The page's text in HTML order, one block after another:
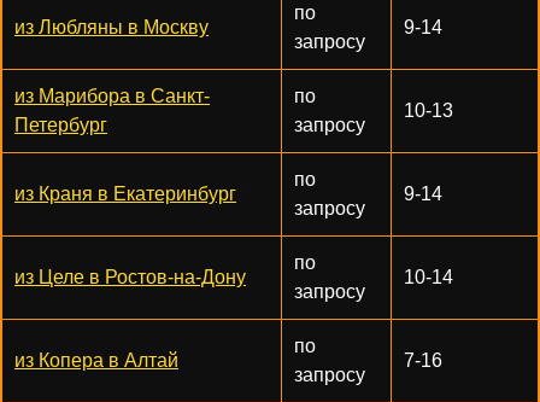
из Любляны в Москву
по
запросу
9-14
из Марибора в Санкт-
Петербург
по
запросу
10-13
из Краня в Екатеринбург
по
запросу
9-14
из Целе в Ростов-на-Дону
по
запросу
10-14
из Копера в Алтай
по
запросу
7-16